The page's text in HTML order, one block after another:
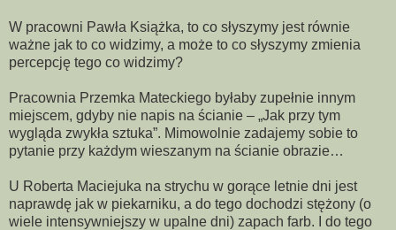
W pracowni Pawła Książka, to co słyszymy jest równie
ważne jak to co widzimy, a może to co słyszymy zmienia
percepcję tego co widzimy?
Pracownia Przemka Mateckiego byłaby zupełnie innym
miejscem, gdyby nie napis na ścianie – „Jak przy tym
wygląda zwykła sztuka”. Mimowolnie zadajemy sobie to
pytanie przy każdym wieszanym na ścianie obrazie…
U Roberta Maciejuka na strychu w gorące letnie dni jest
naprawdę jak w piekarniku, a do tego dochodzi stężony (o
wiele intensywniejszy w upalne dni) zapach farb. I do tego